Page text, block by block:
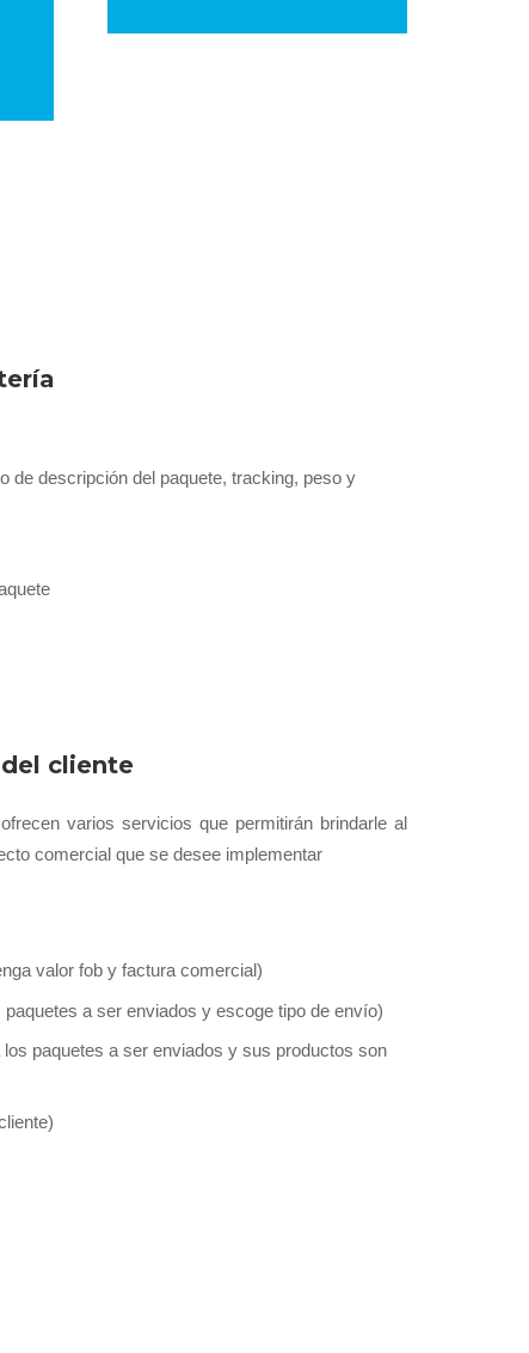
de descripción del paquete, tracking, peso y
cliente
varios servicios que permitirán brindarle al
comercial que se desee implementar
valor fob y factura comercial)
a ser enviados y escoge tipo de envío)
paquetes a ser enviados y sus productos son